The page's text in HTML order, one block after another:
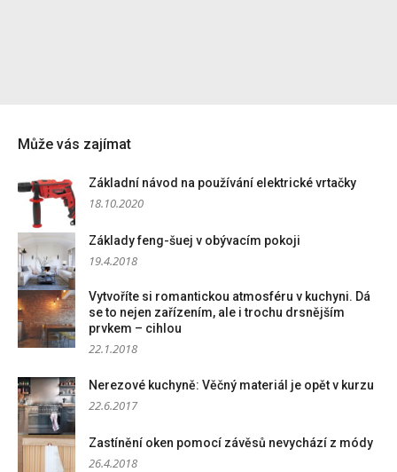
Může vás zajímat
Základní návod na používání elektrické vrtačky
18.10.2020
Základy feng-šuej v obývacím pokoji
19.4.2018
Vytvoříte si romantickou atmosféru v kuchyni. Dá
se to nejen zařízením, ale i trochu drsnějším
prvkem – cihlou
22.1.2018
Nerezové kuchyně: Věčný materiál je opět v kurzu
22.6.2017
Zastínění oken pomocí závěsů nevychází z módy
26.4.2018